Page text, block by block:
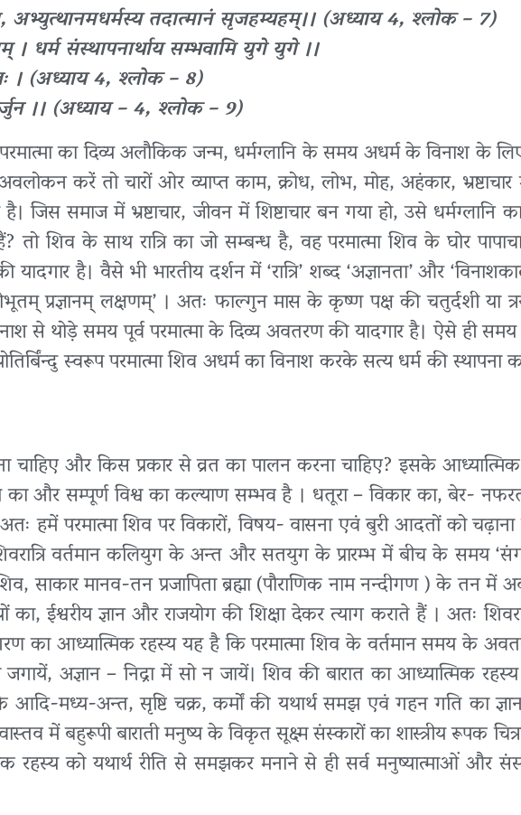
अभ्युत्थानमधर्मस्य तदात्मानं सृजहम्यहम्।। (अध्याय 4, श्लोक – 7)
। धर्म संस्थापनार्थाय सम्भवामि युगे युगे ।।
। (अध्याय 4, श्लोक – 8)
।। (अध्याय – 4, श्लोक – 9)
परमात्मा का दिव्य अलौकिक जन्म, धर्मग्लानि के समय अधर्म के विनाश के
करें तो चारों ओर व्याप्त काम, क्रोध, लोभ, मोह, अहंकार,
जिस समाज में भ्रष्टाचार, जीवन में शिष्टाचार बन गया हो, उसे धर्मग्लानि
शिव के साथ रात्रि का जो सम्बन्ध है, वह परमात्मा शिव के घोर
है। वैसे भी भारतीय दर्शन में ‘रात्रि’ शब्द ‘अज्ञानता’ और
प्रज्ञानम् लक्षणम्’ । अतः फाल्गुन मास के कृष्ण पक्ष की चतुर्दशी या
से थोड़े समय पूर्व परमात्मा के दिव्य अवतरण की यादगार है। ऐसे ही
स्वरूप परमात्मा शिव अधर्म का विनाश करके सत्य धर्म की
चाहिए और किस प्रकार से व्रत का पालन करना चाहिए? इसके
और सम्पूर्ण विश्व का कल्याण सम्भव है । धतूरा – विकार का, बेर-
हमें परमात्मा शिव पर विकारों, विषय- वासना एवं बुरी आदतों को चढ़ाना
वर्तमान कलियुग के अन्त और सतयुग के प्रारम्भ में बीच के समय
साकार मानव-तन प्रजापिता ब्रह्मा (पौराणिक नाम नन्दीगण ) के तन में
ईश्वरीय ज्ञान और राजयोग की शिक्षा देकर त्याग कराते हैं । अतः
का आध्यात्मिक रहस्य यह है कि परमात्मा शिव के वर्तमान समय के
अज्ञान – निद्रा में सो न जायें। शिव की बारात का आध्यात्मिक
आदि-मध्य-अन्त, सृष्टि चक्र, कर्मों की यथार्थ समझ एवं गहन गति का
में बहुरूपी बाराती मनुष्य के विकृत सूक्ष्म संस्कारों का शास्त्रीय रूपक
रहस्य को यथार्थ रीति से समझकर मनाने से ही सर्व मनुष्यात्माओं और